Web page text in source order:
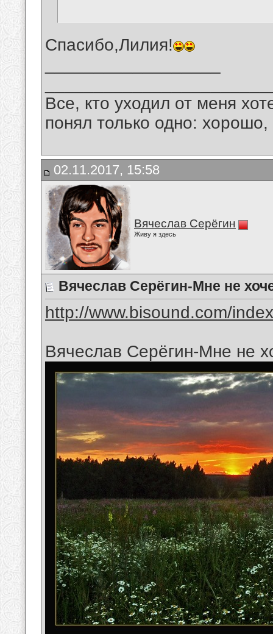
Спасибо,Лилия!
Все, кто уходил от меня
понял только одно:
02.11.2017, 15:58
Вячеслав Серёгин
Живу я здесь
Вячеслав Серёгин-Мне не
http://www.bisound.com/
Вячеслав Серёгин-Мне не